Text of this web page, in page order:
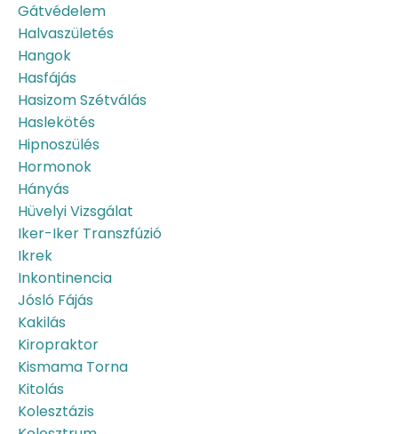
Gátvédelem
Halvaszületés
Hangok
Hasfájás
Hasizom Szétválás
Haslekötés
Hipnoszülés
Hormonok
Hányás
Hüvelyi Vizsgálat
Iker-Iker Transzfúzió
Ikrek
Inkontinencia
Jósló Fájás
Kakilás
Kiropraktor
Kismama Torna
Kitolás
Kolesztázis